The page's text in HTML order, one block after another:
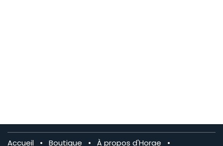
Accueil • Boutique • À propos d'Horae •